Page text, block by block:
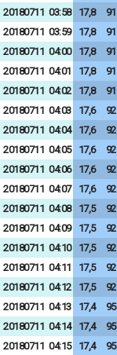
20180711 03:58 17,8 91
20180711 03:59 17,8 91
20180711 04:00 17,8 91
20180711 04:01 17,8 91
20180711 04:02 17,8 91
20180711 04:03 17,6 92
20180711 04:04 17,6 92
20180711 04:05 17,6 92
20180711 04:06 17,6 92
20180711 04:07 17,6 92
20180711 04:08 17,5 92
20180711 04:09 17,5 92
20180711 04:10 17,5 92
20180711 04:11 17,5 92
20180711 04:12 17,5 92
20180711 04:13 17,4 95
20180711 04:14 17,4 95
20180711 04:15 17,4 95